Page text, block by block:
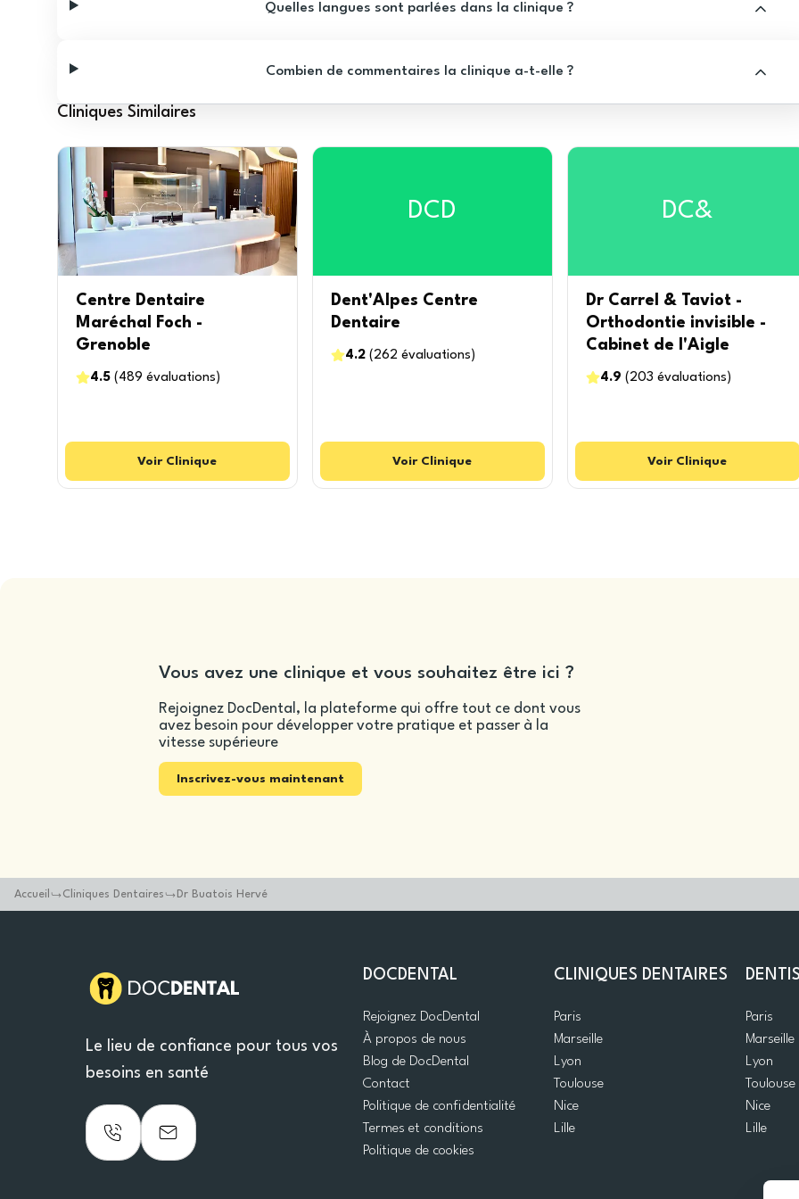
Quelles langues sont parlées dans la clinique ?
Combien de commentaires la clinique a-t-elle ?
Cliniques Similaires
Centre Dentaire
Maréchal Foch -
Grenoble
4.5 ( 489 évaluations )
Voir Clinique
DCD
Dent'Alpes Centre
Dentaire
4.2( 262 évaluations )
Voir Clinique
DC&
Dr Carrel & Taviot -
Orthodontie invisible -
Cabinet de l'Aigle
4.9 ( 203 évaluations )
Voir Clinique
Vous avez une clinique et vous souhaitez être ici ?
Rejoignez DocDental, la plateforme qui offre tout ce dont vous
avez besoin pour développer votre pratique et passer à la
vitesse supérieure
Inscrivez-vous maintenant
Accueil Cliniques Dentaires Dr Buatois Hervé
Le lieu de confiance pour tous vos
besoins en santé
DOCDENTAL
Rejoignez DocDental
À propos de nous
Blog de DocDental
Contact
Politique de confidentialité
Termes et conditions
Politique de cookies
CLINIQUES DENTAIRES
Paris
Marseille
Lyon
Toulouse
Nice
Lille
Paris
Marseille
Lyon
Toulouse
Nice
Lille